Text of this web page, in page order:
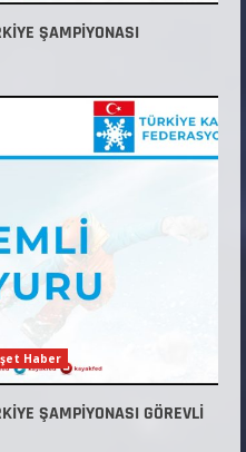
ŞAMPİYONASI
Haber
ŞAMPİYONASI GÖREVLİ